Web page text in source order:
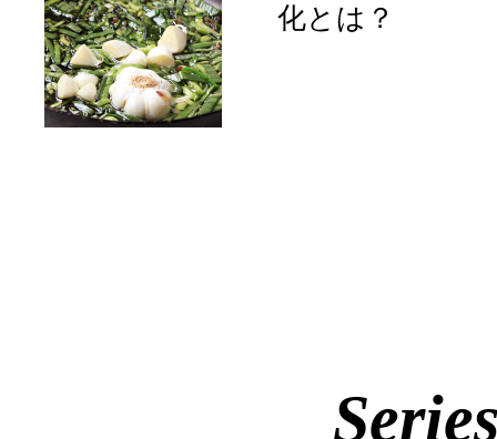
化とは？